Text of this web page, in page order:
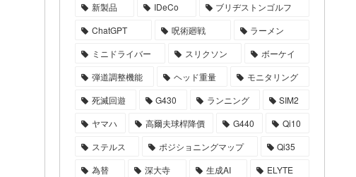
新製品
IDeCo
ブリヂストンゴルフ
ChatGPT
呪術廻戦
ラーメン
ミニドライバー
スリクソン
ボーケイ
弾道調整機能
ヘッド重量
モニタリング
死滅回遊
G430 ランニング
SIM2
ヤマハ
高爾夫球桿降價 G440
Qi10
ステルス
ポジショニングマップ
Qi35
為替
深大寺 生成AI
ELYTE